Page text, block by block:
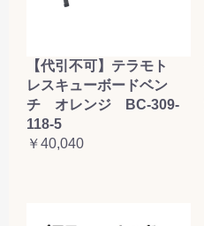
【代引不可】テラモト
レスキューボードベン
チ オレンジ BC-309-
118-5
￥40,040